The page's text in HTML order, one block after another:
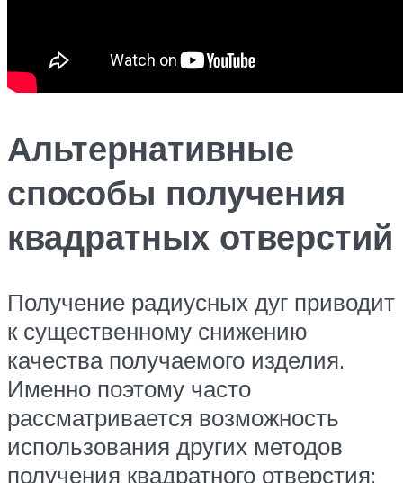
Альтернативные
способы получения
квадратных отверстий
Получение радиусных дуг приводит
к существенному снижению
качества получаемого изделия.
Именно поэтому часто
рассматривается возможность
использования других методов
получения квадратного отверстия: